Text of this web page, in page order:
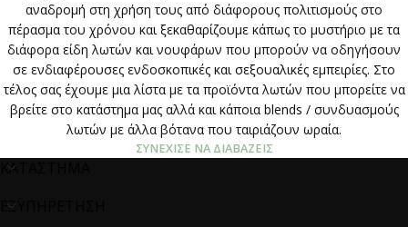
αναδρομή στη χρήση τους από διάφορους πολιτισμούς στο
πέρασμα του χρόνου και ξεκαθαρίζουμε κάπως το μυστήριο με τα
διάφορα είδη λωτών και νουφάρων που μπορούν να οδηγήσουν
σε ενδιαφέρουσες ενδοσκοπικές και σεξουαλικές εμπειρίες. Στο
τέλος σας έχουμε μια λίστα με τα προϊόντα λωτών που μπορείτε να
βρείτε στο κατάστημα μας αλλά και κάποια blends / συνδυασμούς
λωτών με άλλα βότανα που ταιριάζουν ωραία.
ΣΥΝΈΧΙΣΕ ΝΑ ΔΙΑΒΆΖΕΙΣ
ΚΑΤΑΣΤΗΜΑ
ΕΞΥΠΗΡΕΤΗΣΗ